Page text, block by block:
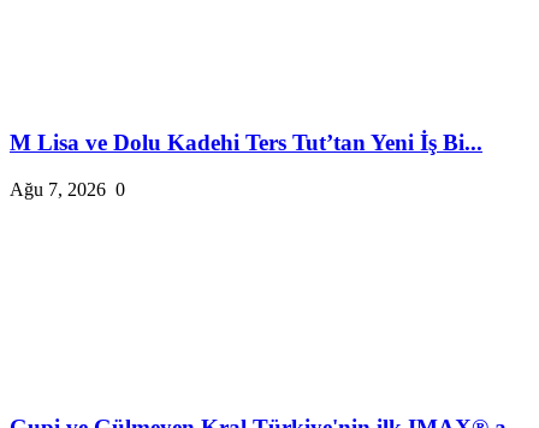
M Lisa ve Dolu Kadehi Ters Tut’tan Yeni İş Bi...
Ağu 7, 2026 0